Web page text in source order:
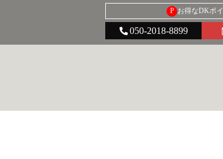
P お得なDKポ
050-2018-8899